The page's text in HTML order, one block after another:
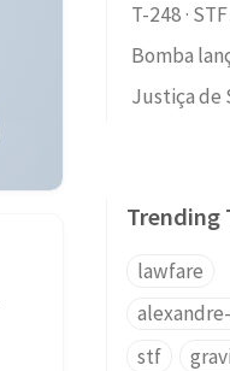
Trending
lawfare
stf